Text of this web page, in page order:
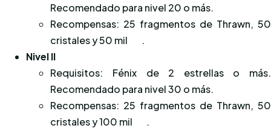
Recomendado para nivel 20 o más.
Recompensas: 25 fragmentos de Thrawn, 50
cristales y 50 mil
.
Nivel II
Requisitos: Fénix de 2 estrellas o más.
Recomendado para nivel 30 o más.
Recompensas: 25 fragmentos de Thrawn, 50
cristales y 100 mil
.